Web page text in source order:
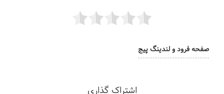
صفحه فرود و لندینگ پیج